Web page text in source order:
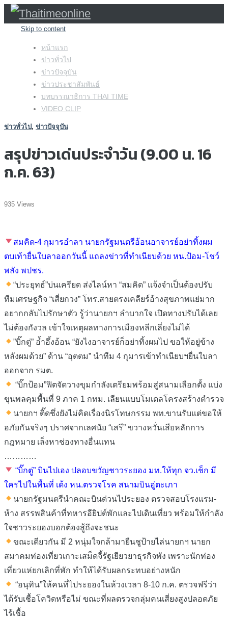
Skip to content
หน้าแรก
ข่าวทั่วไป
ข่าวปัจจุบัน
ข่าวประชาสัมพันธ์
บทบรรณาธิการ THAI TIME
VIDEO CLIP
ข่าวทั่วไป, ข่าวปัจจุบัน
สรุปข่าวเด่นประจำวัน (9.00 น. 16
ก.ค. 63)
935 Views
สมคิด-4 กุมารอำลา นายกรัฐมนตรีอ้อนอาจารย์อย่าทิ้งผม
ตบเท้ายื่นใบลาออกวันนี้ แถลงข่าวที่ทำเนียบด้วย หน.ป้อม-โชว์
พลัง พปชร.
“ประยุทธ์”บ่นเครียด ส่งไลน์หา “สมคิด” แจ้งจำเป็นต้องปรับ
ทีมเศรษฐกิจ “เสี่ยกวง” โทร.สายตรงเคลียร์อ้างสุขภาพแย่มาก
อยากกลับไปรักษาตัว รู้ว่านายกฯ ลำบากใจ เปิดทางปรับได้เลย
ไม่ต้องกังวล เข้าใจเหตุผลทางการเมืองหลีกเลี่ยงไม่ได้
”บิ๊กตู่” อ้ำอึ้งอ้อน “ยังไงอาจารย์ก็อย่าทิ้งผมไป ขอให้อยู่ข้าง
หลังผมด้วย” ด้าน “อุตตม” นำทีม 4 กุมารเข้าทำเนียบฯยื่นใบลา
ออกจาก รมต.
“บิ๊กป้อม”ฟิตจัดวางขุมกำลังเตรียมพร้อมสู่สนามเลือกตั้ง แบ่ง
ขุนพลคุมพื้นที่ 9 ภาค 1 กทม. เลียนแบบโมเดลโครงสร้างตำรวจ
นายกฯ ติ๊ดชึ่งยังไม่คิดเรื่องนิรโทษกรรม พท.ขานรับแต่ขอให้
อภัยกันจริงๆ ปราศจากเลศนัย “เสรี” ขวางหวั่นเสียหลักการ
กฎหมาย เล็งหาช่องทางอื่นแทน
…………
“บิ๊กตู่” บินไปเอง ปลอบขวัญชาวระยอง มท.ให้ทุก จว.เช็ก มี
ใครไปในพื้นที่ เด้ง หน.ตรวจโรค สนามบินอู่ตะเภา
นายกรัฐมนตรีนำคณะบินด่วนไประยอง ตรวจสอบโรงแรม-
ห้าง สรรพสินค้าที่ทหารอียิปต์พักและไปเดินเที่ยว พร้อมให้กำลัง
ใจชาวระยองบอกต้องสู้ถึงจะชนะ
ขณะเดียวกัน มี 2 หนุ่มใจกล้ามายืนชูป้ายไล่นายกฯ นายก
สมาคมท่องเที่ยวเกาะเสม็ดจี้รัฐเยียวยาธุรกิจพัง เพราะนักท่อง
เที่ยวแห่ยกเลิกที่พัก ทำให้ได้รับผลกระทบอย่างหนัก
“อนุทิน”ให้คนที่ไประยองในห้วงเวลา 8-10 ก.ค. ตรวจฟรีว่า
ได้รับเชื้อโควิดหรือไม่ ขณะที่ผลตรวจกลุ่มคนเสี่ยงสูงปลอดภัย
ไร้เชื้อ